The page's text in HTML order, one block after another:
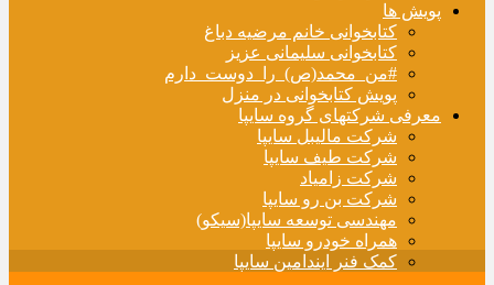
پویش ها
کتابخوانی خانم مرضیه دباغ
کتابخوانی سلیمانی عزیز
#من_محمد(ص)_را_دوست_دارم
پویش کتابخوانی در منزل
معرفی شرکتهای گروه سایپا
شرکت مالیبل سایپا
شرکت طیف سایپا
شرکت زامیاد
شرکت بن رو سایپا
مهندسی توسعه سایپا(سیکو)
همراه خودرو سایپا
کمک فنر ایندامین سایپا